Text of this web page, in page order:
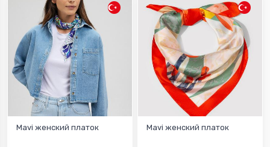
Mavi женский платок Mavi женский платок